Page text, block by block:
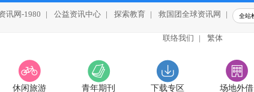
讯网-1980 | 公益资讯中心 | 探索教育 | 救国团全球资讯网 |
联络我们 | 繁体
休闲旅游 青年期刊 下载专区 场地外借